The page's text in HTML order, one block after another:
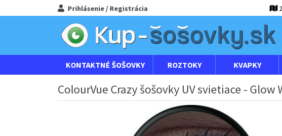
Prihlásenie / Registrácia
KONTAKTNÉ ŠOŠOVKY ROZTOKY KVAPKY
ColourVue Crazy šošovky UV svietiace -